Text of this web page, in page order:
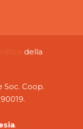
della
Soc. Coop.
.